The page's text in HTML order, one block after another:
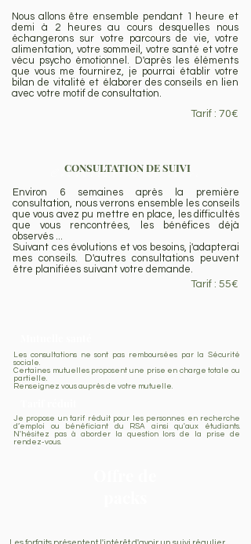
Nous allons être ensemble pendant 1 heure et
demi à 2 heures au cours desquelles nous
échangerons sur votre parcours de vie, votre
alimentation, votre sommeil, votre santé et votre
vécu psycho émotionnel. D'après les éléments
que vous me fournirez, je pourrai établir votre
bilan de vitalité et élaborer des conseils en lien
avec votre motif de consultation.
Tarif : 70€
Consultation de suivi
CONSULTATION DE SUIVI
Environ 6 semaines après la première
consultation, nous verrons ensemble les conseils
que vous avez pu mettre en place, les difficultés
que vous rencontrées, les bénéfices déjà
observés ...
Suivant ces évolutions et vos besoins, j'adapterai
mes conseils. D'autres consultations peuvent
être planifiées suivant votre demande.
Tarif : 55€
Les consultations ne sont pas remboursées par la Sécurité
sociale.
Certaines mutuelles proposent une prise en charge totale ou
partielle.
Renseignez vous auprès de votre mutuelle.
Je propose un tarif réduit pour les personnes en recherche
d’emploi ou bénéficiant du RSA ainsi qu'aux étudiants.
N'hésitez pas à aborder la question lors de la prise de
rendez-vous.